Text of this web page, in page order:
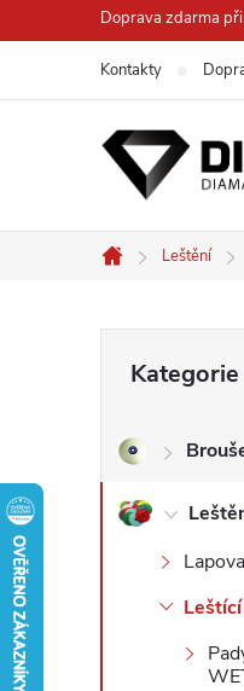
na
Doprava zdarma
Kontakty
Domů
Leštění
s
kategorie
Kategorie